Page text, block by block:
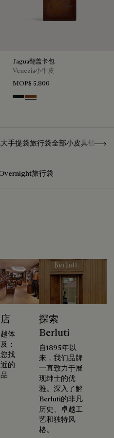
Jagua翻盖卡包
Venezia小牛皮
MOP$ 5,800
Nero Grigio
Cacao Intenso
大手提袋旅行袋全部小皮具钱夹卡
旅行袋
体
：
找
的
探索
Berluti
自1895年以
来，我们品牌
一直致力于展
现绅士的优
雅。深入了解
Berluti的非凡
历史、卓越工
艺和独特风
格。